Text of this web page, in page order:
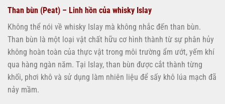
Than bùn (Peat) – Linh hồn của whisky Islay
Không thể nói về whisky Islay mà không nhắc đến than bùn.
Than bùn là một loại vật chất hữu cơ hình thành từ sự phân hủy
không hoàn toàn của thực vật trong môi trường ẩm ướt, yếm khí
qua hàng ngàn năm. Tại Islay, than bùn được cắt thành từng
khối, phơi khô và sử dụng làm nhiên liệu để sấy khô lúa mạch đã
nảy mầm.